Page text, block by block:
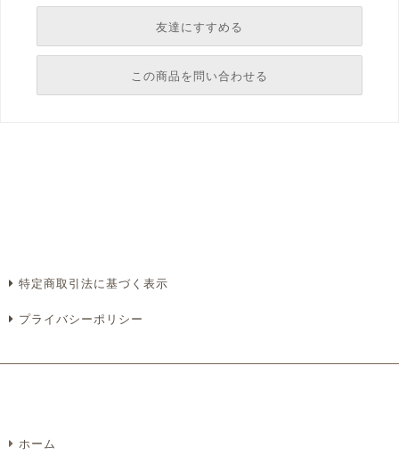
友達にすすめる
必須
この商品を問い合わせる
特定商取引法に基づく表示
プライバシーポリシー
ホーム